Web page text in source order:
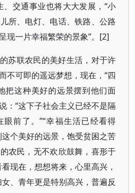
、交通事业也将大大发展，“小
所、电灯、电话、铁路、公路
现一片幸福繁荣的景象”。[2]
苏联农民的美好生活，对于许
不可即的遥远梦想，现在，“四
把这种美好的远景摆到他们面
：“这下子社会主义已经不是隔
前了。”“幸福生活已经看得
这个美好的远景，饱受贫困之苦
农民，无不欢欣鼓舞，喜形于
现在，想想将来，心里高兴，
、青年更是特别高兴，普遍反